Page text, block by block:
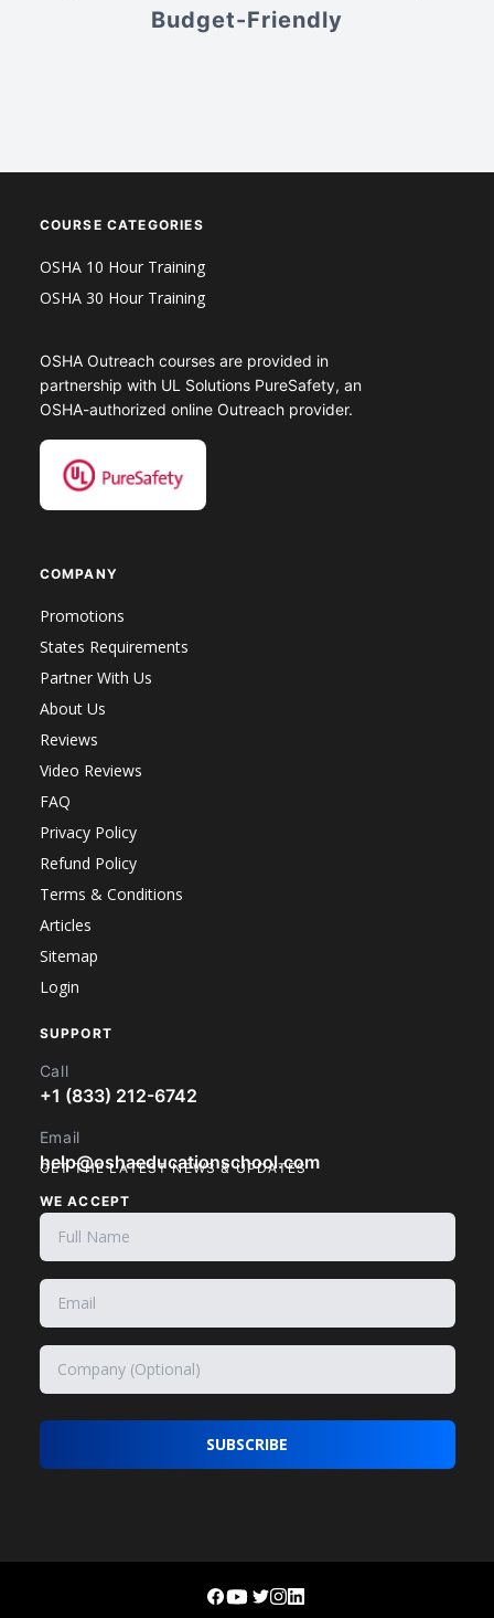
Budget-Friendly
COURSE CATEGORIES
OSHA 10 Hour Training
OSHA 30 Hour Training
OSHA Outreach courses are provided in
partnership with UL Solutions PureSafety, an
OSHA-authorized online Outreach provider.
COMPANY
Promotions
States Requirements
Partner With Us
About Us
Reviews
Video Reviews
FAQ
Privacy Policy
Refund Policy
Terms & Conditions
Articles
Sitemap
Login
SUPPORT
Call
+1 (833) 212-6742
Email
help@oshaeducationschool.com
WE ACCEPT
GET THE LATEST NEWS & UPDATES
SUBSCRIBE